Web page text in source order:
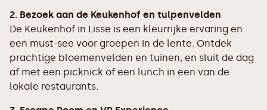
2. Bezoek aan de Keukenhof en tulpenvelden
De Keukenhof in Lisse is een kleurrijke ervaring en
een must-see voor groepen in de lente. Ontdek
prachtige bloemenvelden en tuinen, en sluit de dag
af met een picknick of een lunch in een van de
lokale restaurants.